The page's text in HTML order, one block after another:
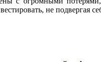
не подвергая